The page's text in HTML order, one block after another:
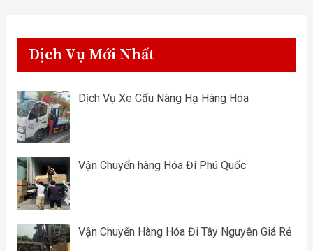
Dịch Vụ Mới Nhất
Dịch Vụ Xe Cẩu Nâng Hạ Hàng Hóa
Vận Chuyển hàng Hóa Đi Phú Quốc
Vận Chuyển Hàng Hóa Đi Tây Nguyên Giá Rẻ